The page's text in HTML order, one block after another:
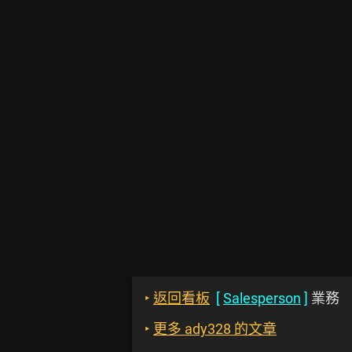
‣ 返回看板 [Salesperson ] 業務
‣ 更多 ady328 的文章